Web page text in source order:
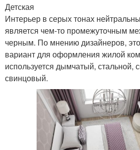
Детская
Интерьер в серых тонах
является чем-то промежуточным
черным. По мнению дизайнеров,
вариант для оформления жилой
используется дымчатый, стальной,
свинцовый.